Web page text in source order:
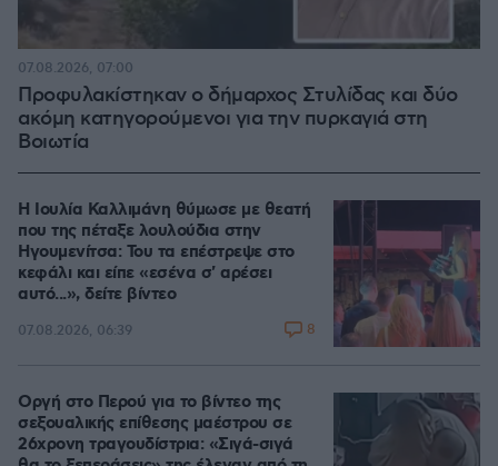
Προφυλακίστηκαν ο δήμαρχος Στυλίδας και δύο
ακόμη κατηγορούμενοι για την πυρκαγιά στη
Βοιωτία
07.08.2026, 07:00
Η Ιουλία Καλλιμάνη θύμωσε με θεατή
που της πέταξε λουλούδια στην
Ηγουμενίτσα: Του τα επέστρεψε στο
κεφάλι και είπε «εσένα σ' αρέσει
αυτό...», δείτε βίντεο
07.08.2026, 06:39 8
Οργή στο Περού για το βίντεο της
σεξουαλικής επίθεσης μαέστρου σε
26χρονη τραγουδίστρια: «Σιγά-σιγά